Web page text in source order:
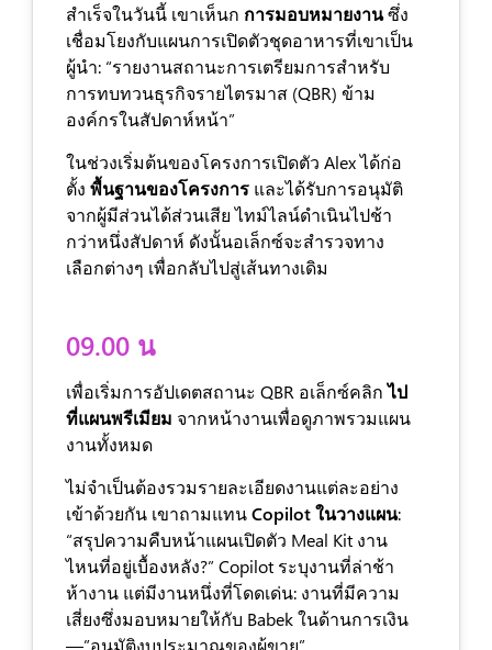
สำเร็จในวันนี้ เขาเห็นก การมอบหมายงานซึ่ง
เชื่อมโยงกับแผนการเปิดตัวชุดอาหารที่เขาเป็น
ผู้นำ: “รายงานสถานะการเตรียมการสำหรับ
การทบทวนธุรกิจรายไตรมาส (QBR) ข้าม
องค์กรในสัปดาห์หน้า”
ในช่วงเริ่มต้นของโครงการเปิดตัว Alex ได้ก่อ
ตั้ง พื้นฐานของโครงการ และได้รับการอนุมัติ
จากผู้มีส่วนได้ส่วนเสีย ไทม์ไลน์ดำเนินไปช้า
กว่าหนึ่งสัปดาห์ ดังนั้นอเล็กซ์จะสำรวจทาง
เลือกต่างๆ เพื่อกลับไปสู่เส้นทางเดิม
09.00 น
เพื่อเริ่มการอัปเดตสถานะ QBR อเล็กซ์คลิกไป
ที่แผนพรีเมียม จากหน้างานเพื่อดูภาพรวมแผน
งานทั้งหมด
ไม่จำเป็นต้องรวมรายละเอียดงานแต่ละอย่าง
เข้าด้วยกัน เขาถามแทนCopilot ในวางแผน:
“สรุปความคืบหน้าแผนเปิดตัว Meal Kit งาน
ไหนที่อยู่เบื้องหลัง?” Copilot ระบุงานที่ล่าช้า
ห้างาน แต่มีงานหนึ่งที่โดดเด่น: งานที่มีความ
เสี่ยงซึ่งมอบหมายให้กับ Babek ในด้านการเงิน
—”อนุมัติงบประมาณของผู้ขาย”